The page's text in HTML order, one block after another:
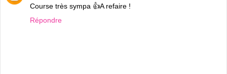
Course très sympa 👍A refaire !
Répondre